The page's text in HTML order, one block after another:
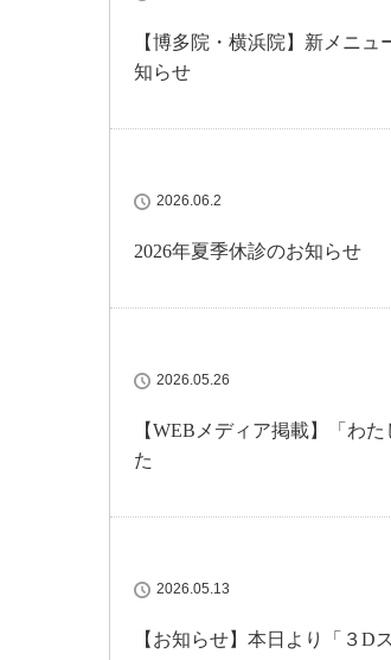
【博多院・横浜院】新メニ
知らせ
2026.06.2
2026年夏季休診のお知らせ
2026.05.26
【WEBメディア掲載】「わ
た
2026.05.13
【お知らせ】本日より「３D